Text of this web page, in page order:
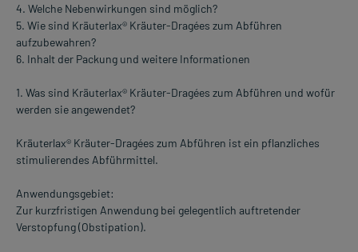
4. Welche Nebenwirkungen sind möglich?
5. Wie sind Kräuterlax® Kräuter-Dragées zum Abführen
aufzubewahren?
6. Inhalt der Packung und weitere Informationen
1. Was sind Kräuterlax® Kräuter-Dragées zum Abführen und wofür
werden sie angewendet?
Kräuterlax® Kräuter-Dragées zum Abführen ist ein pflanzliches
stimulierendes Abführmittel.
Anwendungsgebiet:
Zur kurzfristigen Anwendung bei gelegentlich auftretender
Verstopfung (Obstipation).